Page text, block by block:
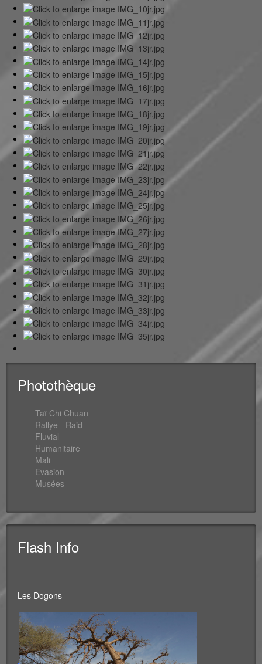
Photothèque
Taï Chi Chuan
Rallye - Raid
Fluvial
Humanitaire
Mali
Evasion
Musées
Flash Info
Les Dogons